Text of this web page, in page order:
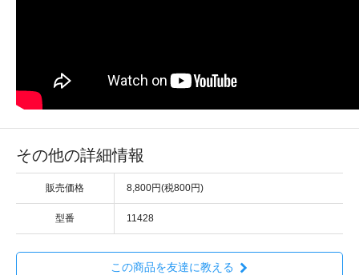
その他の詳細情報
販売価格 8,800円(税800円)
型番 11428
この商品を友達に教える